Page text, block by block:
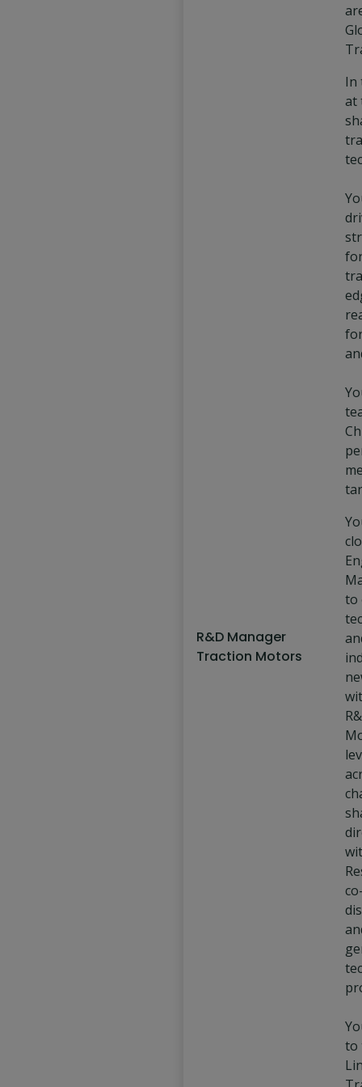
R&D Manager
Traction Motors
In
at
to
to